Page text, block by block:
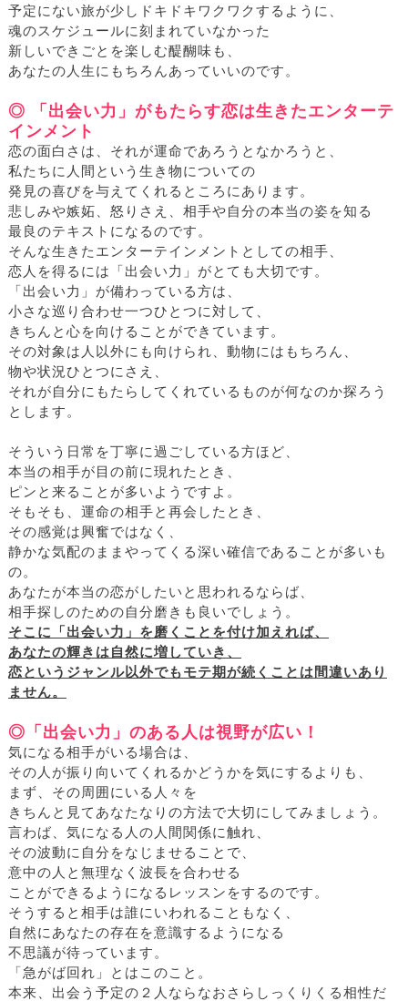
予定にない旅が少しドキドキワクワクするように、
魂のスケジュールに刻まれていなかった
新しいできごとを楽しむ醍醐味も、
あなたの人生にもちろんあっていいのです。
◎ 「出会い力」がもたらす恋は生きたエンターテ
インメント
恋の面白さは、それが運命であろうとなかろうと、
私たちに人間という生き物についての
発見の喜びを与えてくれるところにあります。
悲しみや嫉妬、怒りさえ、相手や自分の本当の姿を知る
最良のテキストになるのです。
そんな生きたエンターテインメントとしての相手、
恋人を得るには「出会い力」がとても大切です。
「出会い力」が備わっている方は、
小さな巡り合わせ一つひとつに対して、
きちんと心を向けることができています。
その対象は人以外にも向けられ、動物にはもちろん、
物や状況ひとつにさえ、
それが自分にもたらしてくれているものが何なのか探ろう
とします。
そういう日常を丁寧に過ごしている方ほど、
本当の相手が目の前に現れたとき、
ピンと来ることが多いようですよ。
そもそも、運命の相手と再会したとき、
その感覚は興奮ではなく、
静かな気配のままやってくる深い確信であることが多いも
の。
あなたが本当の恋がしたいと思われるならば、
相手探しのための自分磨きも良いでしょう。
そこに「出会い力」を磨くことを付け加えれば、
あなたの輝きは自然に増していき、
恋というジャンル以外でもモテ期が続くことは間違いあり
ません。
◎「出会い力」のある人は視野が広い！
気になる相手がいる場合は、
その人が振り向いてくれるかどうかを気にするよりも、
まず、その周囲にいる人々を
きちんと見てあなたなりの方法で大切にしてみましょう。
言わば、気になる人の人間関係に触れ、
その波動に自分をなじませることで、
意中の人と無理なく波長を合わせる
ことができるようになるレッスンをするのです。
そうすると相手は誰にいわれることもなく、
自然にあなたの存在を意識するようになる
不思議が待っています。
「急がば回れ」とはこのこと。
本来、出会う予定の２人ならなおさらしっくりくる相性だ